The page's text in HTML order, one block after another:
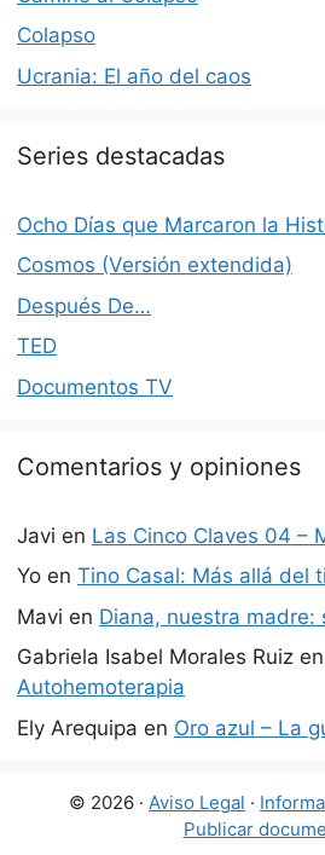
Colapso
Ucrania: El año del caos
Series destacadas
Ocho Días que Marcaron la
Cosmos (Versión extendida)
Después De…
TED
Documentos TV
Comentarios y opiniones
Javi en Las Cinco Claves 04 –
Yo en Tino Casal: Más allá del
Mavi en Diana, nuestra madre:
Gabriela Isabel Morales Ruiz en
Autohemoterapia
Ely Arequipa en Oro azul – La
© 2026 · Aviso Legal ·
Publicar